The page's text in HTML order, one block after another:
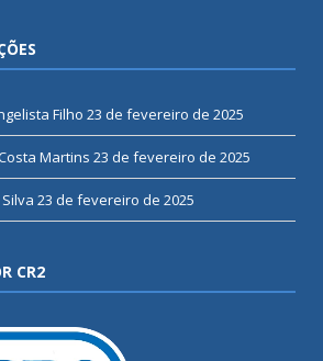
Filho 23 de fevereiro de 2025
Martins 23 de fevereiro de 2025
23 de fevereiro de 2025
CR2